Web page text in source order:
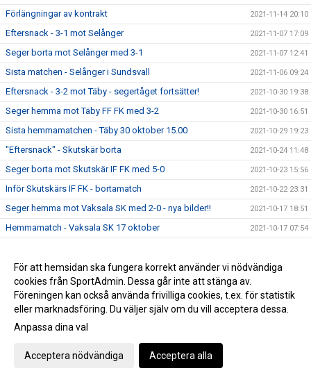
Förlängningar av kontrakt 2021-11-14 20:10
Eftersnack - 3-1 mot Selånger 2021-11-07 17:09
Seger borta mot Selånger med 3-1 2021-11-07 12:41
Sista matchen - Selånger i Sundsvall 2021-11-06 09:24
Eftersnack - 3-2 mot Täby - segertåget fortsätter! 2021-10-30 19:38
Seger hemma mot Täby FF FK med 3-2 2021-10-30 16:51
Sista hemmamatchen - Täby 30 oktober 15.00 2021-10-29 19:23
"Eftersnack" - Skutskär borta 2021-10-24 11:48
Seger borta mot Skutskär IF FK med 5-0 2021-10-23 15:56
Inför Skutskärs IF FK - bortamatch 2021-10-22 23:31
Seger hemma mot Vaksala SK med 2-0 - nya bilder!! 2021-10-17 18:51
Hemmamatch - Vaksala SK 17 oktober 2021-10-17 07:54
Bortamatch Avesta slut - seger med 12-0 ! 2021-10-12 17:45
Match F19 onsdag - OBS ingen match imorgon!! 2021-10-10 21:24
Seger mot Gefle IF borta med 3-0 2021-10-09 14:17
Bortamatch - Gefle IF lördag 9 oktober
Ytterligare en DM-titel och spel i Svenska cupen säkrad
För att hemsidan ska fungera korrekt använder vi nödvändiga
cookies från SportAdmin. Dessa går inte att stänga av.
Föreningen kan också använda frivilliga cookies, t.ex. för statistik
eller marknadsföring. Du väljer själv om du vill acceptera dessa.
Anpassa dina val
Acceptera nödvändiga Acceptera alla